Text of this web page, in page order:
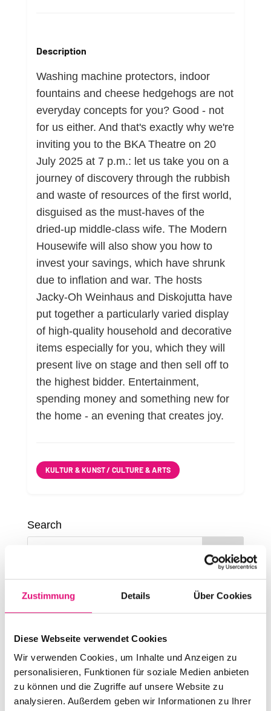
Zustimmung Details Über Cookies
Diese Webseite verwendet Cookies
Wir verwenden Cookies, um Inhalte und Anzeigen zu
personalisieren, Funktionen für soziale Medien anbieten
zu können und die Zugriffe auf unsere Website zu
analysieren. Außerdem geben wir Informationen zu Ihrer
Description
Washing machine protectors, indoor
fountains and cheese hedgehogs are not
everyday concepts for you? Good - not
for us either. And that's exactly why we're
inviting you to the BKA Theatre on 20
July 2025 at 7 p.m.: let us take you on a
journey of discovery through the rubbish
and waste of resources of the first world,
disguised as the must-haves of the
dried-up middle-class wife. The Modern
Housewife will also show you how to
invest your savings, which have shrunk
due to inflation and war. The hosts
Jacky-Oh Weinhaus and Diskojutta have
put together a particularly varied display
of high-quality household and decorative
items especially for you, which they will
present live on stage and then sell off to
the highest bidder. Entertainment,
spending money and something new for
the home - an evening that creates joy.
KULTUR & KUNST / CULTURE & ARTS
Search
Teilnahme Hamburg/Mahnwache
zum Anschlag beim 48. CSD
Anlaufstellen für Hilfe
Aktuelle Informationen
Die Berliner Rapperin Ikkimel ist der Surprise